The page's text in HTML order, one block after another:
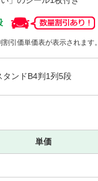
引価単価表が表示されます。
タンドB4判1列5段
単価